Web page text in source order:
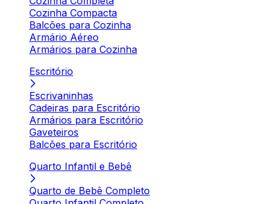
Cozinha Compacta
Balcões para Cozinha
Armário Aéreo
Armários para Cozinha
Escritório
Escrivaninhas
Cadeiras para Escritório
Armários para Escritório
Gaveteiros
Balcões para Escritório
Quarto Infantil e Bebê
Quarto de Bebê Completo